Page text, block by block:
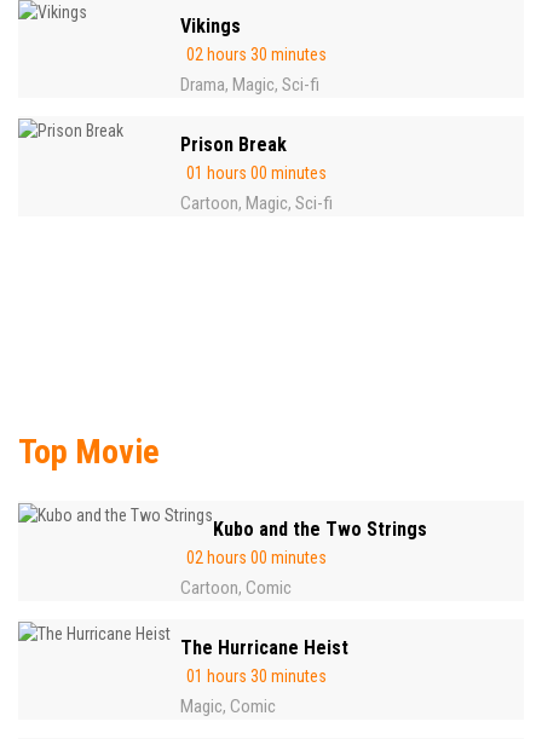
Vikings
02 hours 30 minutes
Drama, Magic, Sci-fi
Prison Break
01 hours 00 minutes
Cartoon, Magic, Sci-fi
Top Movie
Kubo and the Two Strings
02 hours 00 minutes
Cartoon, Comic
The Hurricane Heist
01 hours 30 minutes
Magic, Comic